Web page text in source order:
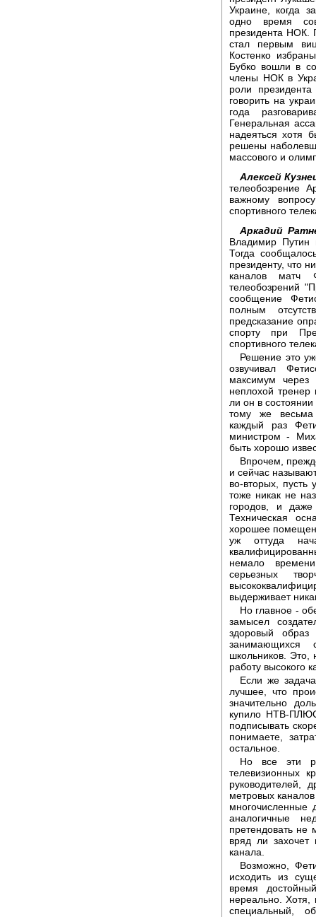
Украине, когда
одно время
президента НОК.
стал первым
Костенко
Бубко вошли в
члены НОК в
роли
говорить на
года
Генеральная
надеяться хотя
решены
массового и
Алексей
телеобозрение
важному
спортивного
Аркадий
Владимир Путин
Тогда
президенту, что
каналов матч
телеобозрений
сообщение
полным
предсказание
спорту при
спортивного
Решение это
озвучивал
максимум через
неплохой
ли он в
тому же весьма
каждый раз
министром -
быть хорошо
Впрочем,
и сейчас
во-вторых, пусть
тоже никак не
городов, и
Техническая
хорошее
уж оттуда
немало
серьезных
выдерживает
Но главное -
замысел
здоровый образ
занимающихся
школьников. Это,
работу высокого
Если же
лучшее, что
значительно
купило НТВ-
подписывать
понимаете,
остальное.
Но все эти
телевизионных
руководителей,
метровых
многочисленные
аналогичные
претендовать не
вряд ли
канала.
Возможно,
исходить из
время
нереально.
специальный,